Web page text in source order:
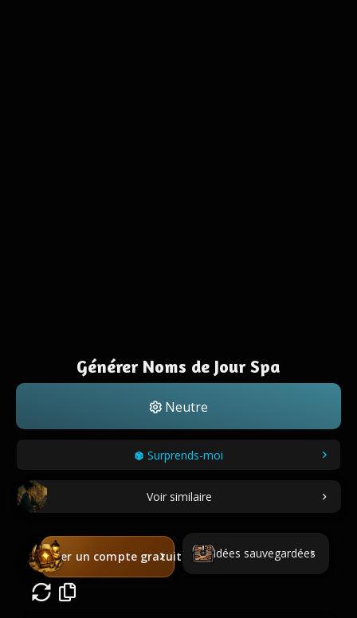
Générer Noms de Jour Spa
Neutre
Surprends-moi
Voir similaire
Créer un compte gratuit Idées sauvegardées